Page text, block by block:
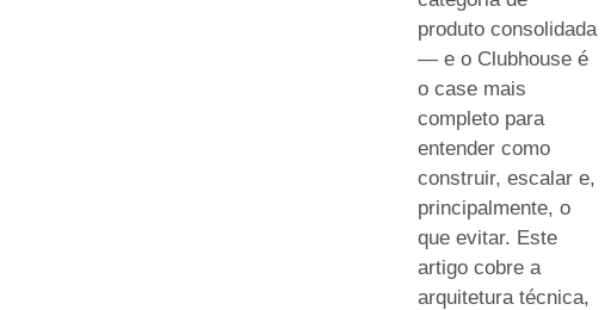
produto consolidada
— e o Clubhouse é
o case mais
completo para
entender como
construir, escalar e,
principalmente, o
que evitar. Este
artigo cobre a
arquitetura técnica,